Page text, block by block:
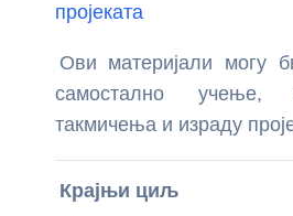
пројеката
Ови материјали могу
самостално учење,
такмичења и израду
Крајњи циљ